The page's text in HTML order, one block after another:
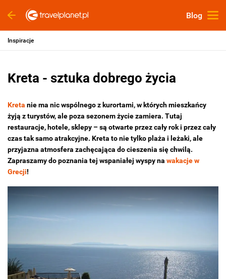
Blog
Inspiracje
Kreta - sztuka dobrego życia
Kreta nie ma nic wspólnego z kurortami, w których mieszkańcy
żyją z turystów, ale poza sezonem życie zamiera. Tutaj
restauracje, hotele, sklepy – są otwarte przez cały rok i przez cały
czas tak samo atrakcyjne. Kreta to nie tylko plaża i leżaki, ale
przyjazna atmosfera zachęcająca do cieszenia się chwilą.
Zapraszamy do poznania tej wspaniałej wyspy na wakacje w
Grecji!